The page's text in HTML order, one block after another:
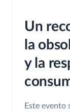
Un
la
y la
Este